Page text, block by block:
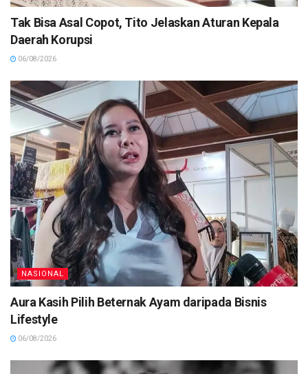
Tak Bisa Asal Copot, Tito Jelaskan Aturan Kepala
Daerah Korupsi
06/08/2026
NASIONAL
Aura Kasih Pilih Beternak Ayam daripada Bisnis
Lifestyle
06/08/2026